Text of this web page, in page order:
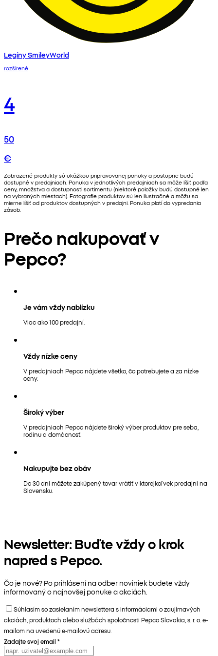
Legíny SmileyWorld
rozšírené
4
50
€
Zobrazené produkty sú ukážkou pripravovanej ponuky a postupne budú
dostupné v predajniach. Ponuka v jednotlivých predajniach sa môže líšiť podľa
ceny, množstva a dostupnosti sortimentu (niektoré položky budú dostupné len
na vybraných miestach). Fotografie produktov sú len ilustračné a môžu sa
mierne líšiť od produktov dostupných v predajni. Ponuka platí do vypredania
zásob.
Prečo nakupovať v
Pepco?
Je vám vždy nablízku
Viac ako 100 predajní.
Vždy nízke ceny
V predajniach Pepco nájdete všetko, čo potrebujete a za nízke
ceny.
Široký výber
V predajniach Pepco nájdete široký výber produktov pre seba,
rodinu a domácnosť.
Nakupujte bez obáv
Do 30 dní môžete zakúpený tovar vrátiť v ktorejkoľvek predajni na
Slovensku.
Newsletter: Buďte vždy o krok
napred s Pepco.
Čo je nové? Po prihlásení na odber noviniek budete vždy
informovaný o najnovšej ponuke a akciách.
Súhlasím so zasielaním newslettera s informáciami o zaujímavých
akciách, produktoch alebo službách spoločnosti Pepco Slovakia, s. r. o. e-
mailom na uvedenú e-mailovú adresu.
Zadajte svoj email *